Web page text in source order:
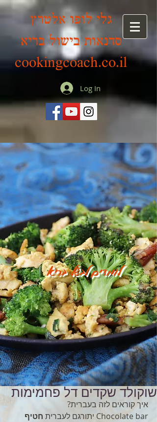
גלי לופו אלטרץ
סדנאות בישול בריא
cookingcoach.co.il
Log In
לומדים לבשל בריא
שוקולד שקדים דל פחמימות
איך קוראים לזה בעברית?
Chocolate bar יתורגם לעברית
חטיף